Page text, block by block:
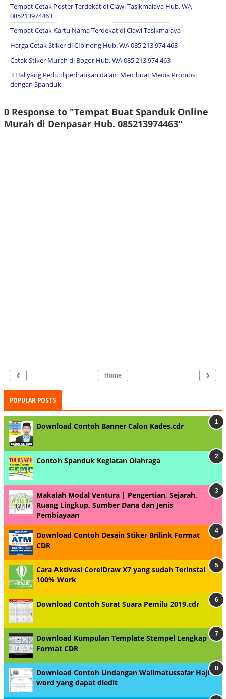
Tempat Cetak Poster Terdekat di Ciawi Tasikmalaya Hub. WA
085213974463
Tempat Cetak Kartu Nama Terdekat di Ciawi Tasikmalaya
Harga Cetak Stiker di CIbinong Hub. WA 085 213 974 463
Cetak Stiker Murah di Bogor Hub. WA 085 213 974 463
3 Hal yang Perlu diperhatikan dalam Membuat Media Promosi
dengan Spanduk
0 Response to "Tempat Buat Spanduk Online
Murah di Denpasar Hub. 085213974463"
‹ ›
Home
POPULAR POSTS
Download Contoh Banner Calon Kades.cdr
Contoh Spanduk Kegiatan Olahraga
Makalah Modal Ventura | Pengertian, Sejarah,
Ruang Lingkup, Sumber Dana dan Jenis
Pembiayaan
Download Contoh Desain Stiker Brilink Format
CDR
Cara Aktivasi CorelDraw X7 yang sudah Terinstal
100% Work
Download Contoh Surat Suara Pemilu 2019.cdr
Download Kumpulan Template Stempel Lengkap
Format CDR
Download Contoh Undangan Walimatussafar Haji
word yang dapat diedit